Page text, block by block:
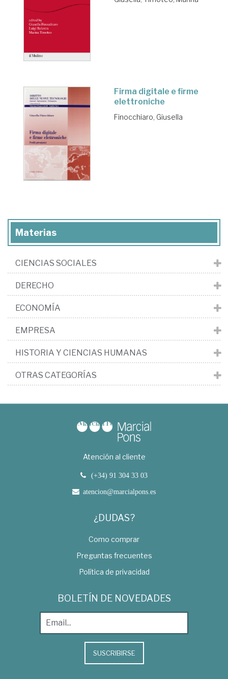
Firma digitale e firme
elettroniche
Finocchiaro, Giusella
Materias
CIENCIAS SOCIALES
DERECHO
ECONOMÍA
EMPRESA
HISTORIA Y CIENCIAS HUMANAS
OTRAS CATEGORÍAS
Atención al cliente
(+34) 91 304 33 03
atencion@marcialpons.es
¿DUDAS?
Como comprar
Preguntas frecuentes
Política de privacidad
BOLETÍN DE NOVEDADES
SUSCRIBIRSE